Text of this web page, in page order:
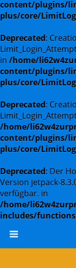
content/plugins/
plus/core/
Deprecated:
in /home/
content/plugins/
plus/core/
Deprecated:
/home/
content/plugins/
plus/core/
Deprecated: Der
Version jetpack-
verfügbar. in
/home/
includes/